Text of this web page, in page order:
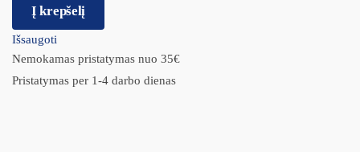
Į krepšelį
Išsaugoti
Nemokamas pristatymas nuo 35€
Pristatymas per 1-4 darbo dienas